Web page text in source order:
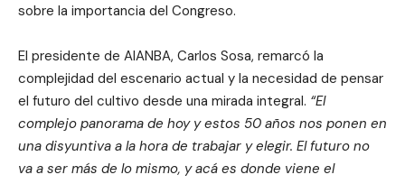
sobre la importancia del Congreso.
El presidente de AIANBA, Carlos Sosa, remarcó la
complejidad del escenario actual y la necesidad de pensar
el futuro del cultivo desde una mirada integral. “El
complejo panorama de hoy y estos 50 años nos ponen en
una disyuntiva a la hora de trabajar y elegir. El futuro no
va a ser más de lo mismo, y acá es donde viene el